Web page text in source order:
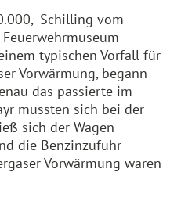
Schilling vom
typischen Vorfall für
Vorwärmung, begann
das passierte im
mussten sich bei der
sich der Wagen
die Benzinzufuhr
Vorwärmung waren